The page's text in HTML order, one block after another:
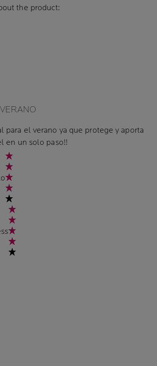
the product:
para el verano ya que protege y aporta
en un solo paso!!